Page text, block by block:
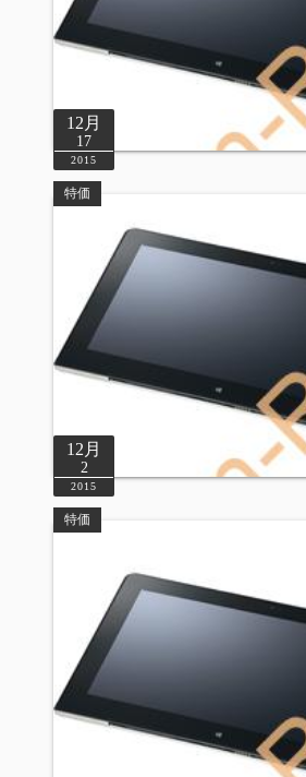
12月
17
2015
特価
12月
2
2015
特価